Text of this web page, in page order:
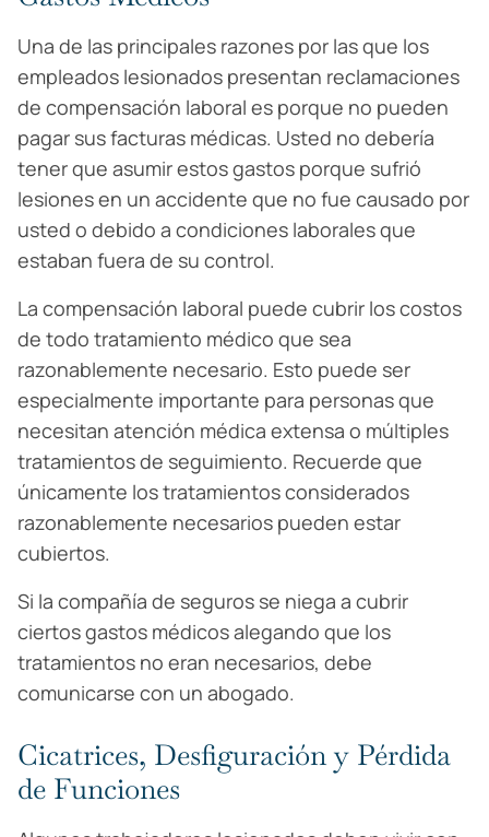
Una de las principales razones por las que los
empleados lesionados presentan reclamaciones
de compensación laboral es porque no pueden
pagar sus facturas médicas. Usted no debería
tener que asumir estos gastos porque sufrió
lesiones en un accidente que no fue causado por
usted o debido a condiciones laborales que
estaban fuera de su control.
La compensación laboral puede cubrir los costos
de todo tratamiento médico que sea
razonablemente necesario. Esto puede ser
especialmente importante para personas que
necesitan atención médica extensa o múltiples
tratamientos de seguimiento. Recuerde que
únicamente los tratamientos considerados
razonablemente necesarios pueden estar
cubiertos.
Si la compañía de seguros se niega a cubrir
ciertos gastos médicos alegando que los
tratamientos no eran necesarios, debe
comunicarse con un abogado.
Cicatrices, Desfiguración y Pérdida
de Funciones